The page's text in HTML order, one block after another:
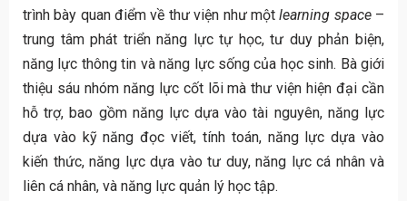
trình bày quan điểm về thư viện như mộtlearning space–
trung tâm phát triển năng lực tự học, tư duy phản biện,
năng lực thông tin và năng lực sống của học sinh. Bà giới
thiệu sáu nhóm năng lực cốt lõi mà thư viện hiện đại cần
hỗ trợ, bao gồm năng lực dựa vào tài nguyên, năng lực
dựa vào kỹ năng đọc viết, tính toán, năng lực dựa vào
kiến thức, năng lực dựa vào tư duy, năng lực cá nhân và
liên cá nhân, và năng lực quản lý học tập.